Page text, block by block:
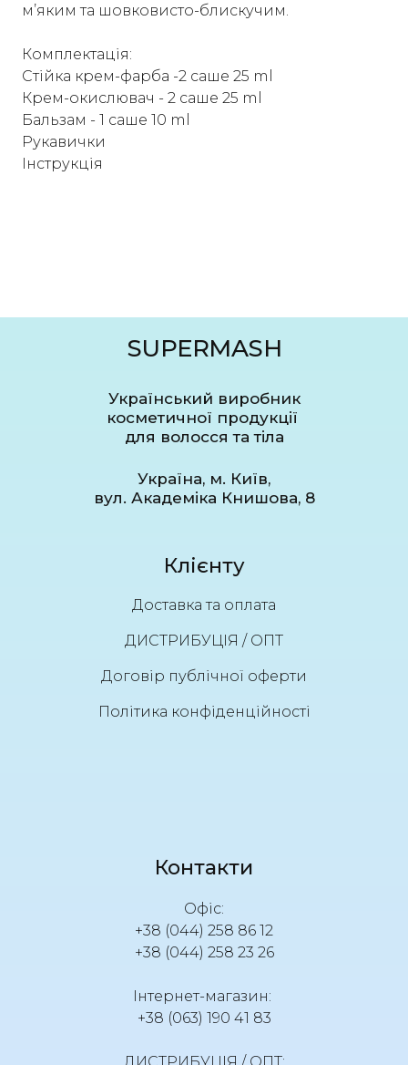
м’яким та шовковисто-блискучим.
Комплектація:
Стійка крем-фарба -2 саше 25 ml
Крем-окислювач - 2 саше 25 ml
Бальзам - 1 саше 10 ml
Рукавички
Інструкція
SUPERMASH
Український виробник
косметичної продукції
для волосся та тіла
Україна, м. Київ,
вул. Академіка Книшова, 8
Клієнту
Доставка та оплата
ДИСТРИБУЦІЯ / ОПТ
Договір публічної оферти
Політика конфіденційності
Контакти
Офіс:
+38 (044) 258 86 12
+38 (044) 258 23 26
Інтернет-магазин:
+38 (063) 190 41 83
ДИСТРИБУЦІЯ / ОПТ: